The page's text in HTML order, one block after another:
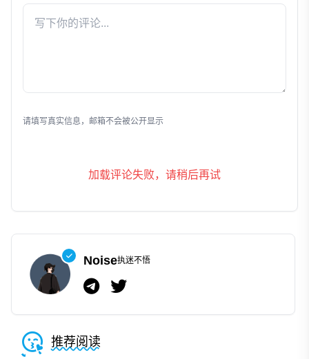
请填写真实信息，邮箱不会被公开显示
加载评论失败，请稍后再试
Noise执迷不悟
推荐阅读